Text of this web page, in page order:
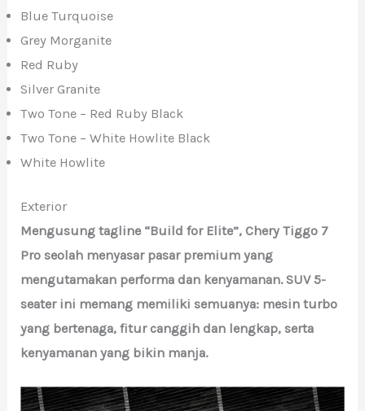
Blue Turquoise
Grey Morganite
Red Ruby
Silver Granite
Two Tone – Red Ruby Black
Two Tone – White Howlite Black
White Howlite
Exterior
Mengusung tagline “Build for Elite”, Chery Tiggo 7
Pro seolah menyasar pasar premium yang
mengutamakan performa dan kenyamanan. SUV 5-
seater ini memang memiliki semuanya: mesin turbo
yang bertenaga, fitur canggih dan lengkap, serta
kenyamanan yang bikin manja.